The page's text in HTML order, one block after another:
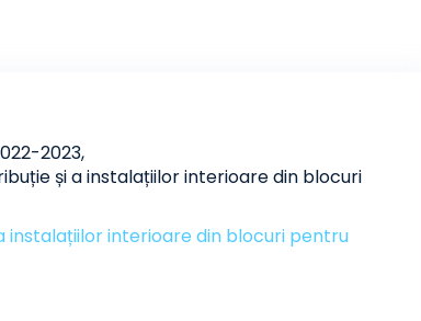
2023,
și a instalațiilor interioare din blocuri
interioare din blocuri pentru